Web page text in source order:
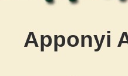
Apponyi